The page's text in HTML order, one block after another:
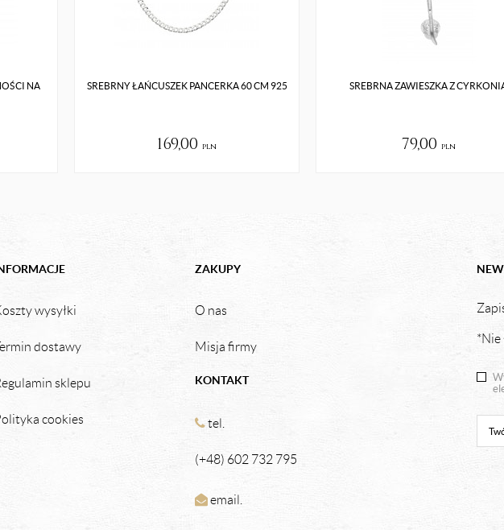
NA
SREBRNY ŁAŃCUSZEK PANCERKA 60 CM 925
169,00 pln
SREBRNA ZAWIESZKA Z
79,00 pln
*Nie
wysyłki
dostawy
sklepu
cookies
ZAKUPY
O nas
Misja firmy
KONTAKT
tel.
(+48) 602 732 795
email.